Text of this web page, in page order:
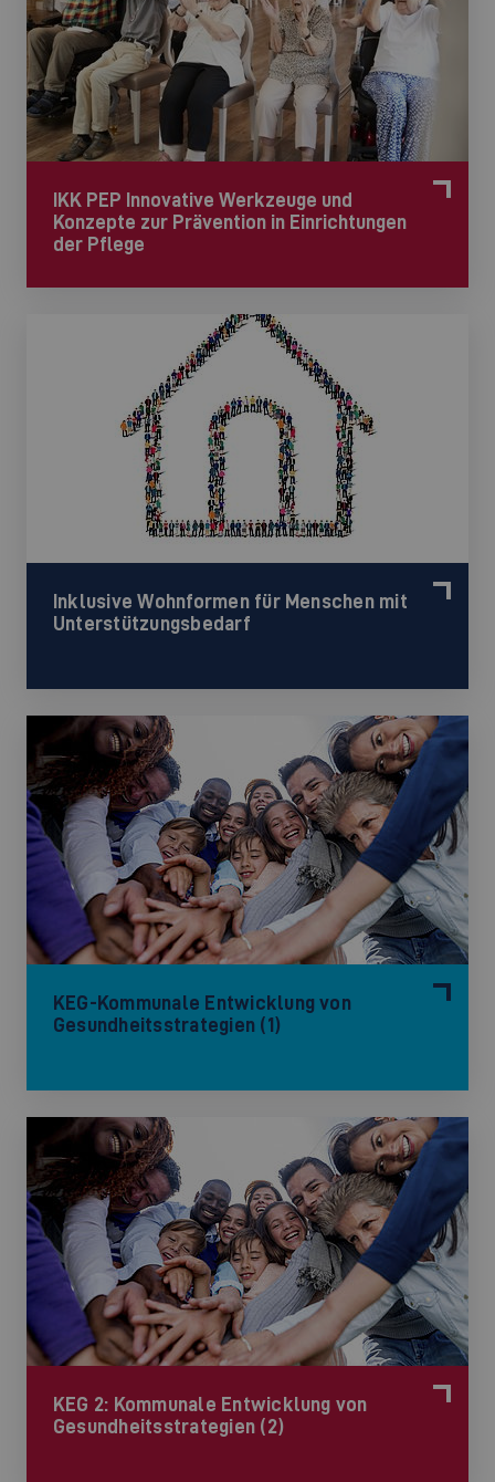
IKK PEP Innovative Werkzeuge und
Konzepte zur Prävention in Einrichtungen
der Pflege
Inklusive Wohnformen für Menschen mit
Unterstützungsbedarf
KEG-Kommunale Entwicklung von
Gesundheitsstrategien (1)
KEG 2: Kommunale Entwicklung von
Gesundheitsstrategien (2)